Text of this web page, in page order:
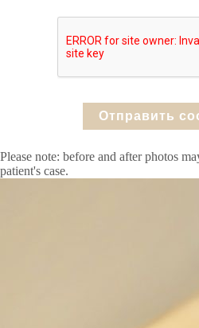
Please note: before and after photos
patient's case.